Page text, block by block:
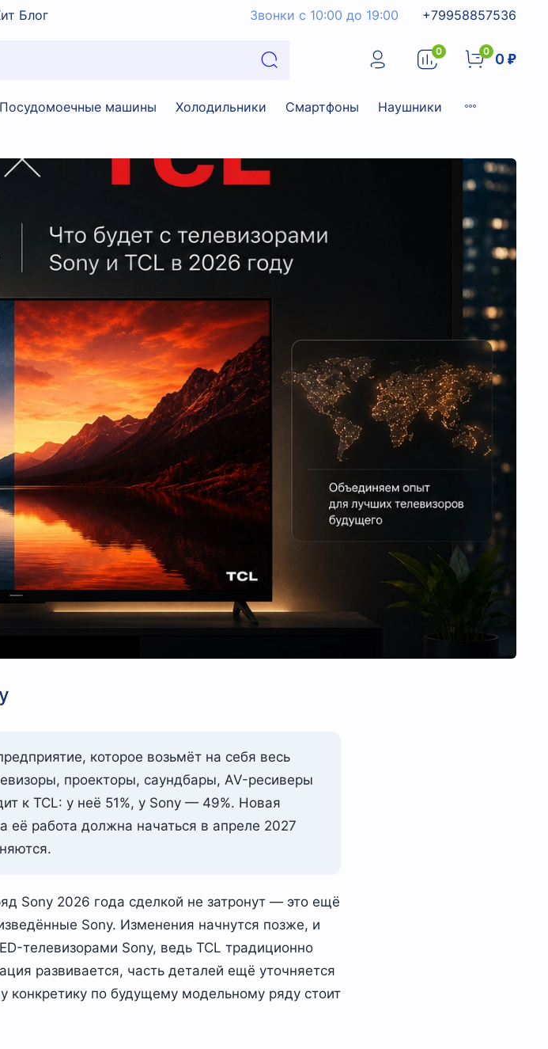
Блог Звонки с 10:00 до 19:00 +79958857536
0 0 0 ₽
Посудомоечные машины Холодильники Смартфоны Наушники
которое возьмёт на себя весь
проекторы, саундбары, AV-ресиверы
к TCL: у неё 51%, у Sony — 49%. Новая
её работа должна начаться в апреле 2027
Sony 2026 года сделкой не затронут — это ещё
Sony. Изменения начнутся позже, и
телевизорами Sony, ведь TCL традиционно
развивается, часть деталей ещё уточняется
конкретику по будущему модельному ряду стоит